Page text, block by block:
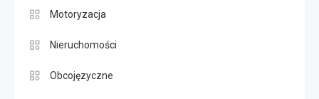
Motoryzacja
Nieruchomości
Obcojęzyczne